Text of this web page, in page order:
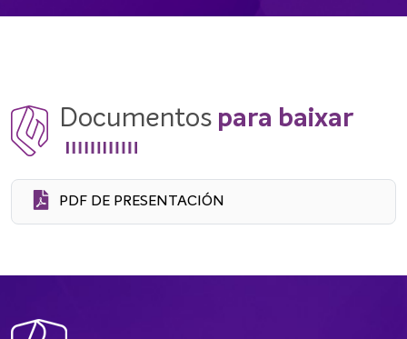
Documentos para baixar
PDF DE PRESENTACIÓN